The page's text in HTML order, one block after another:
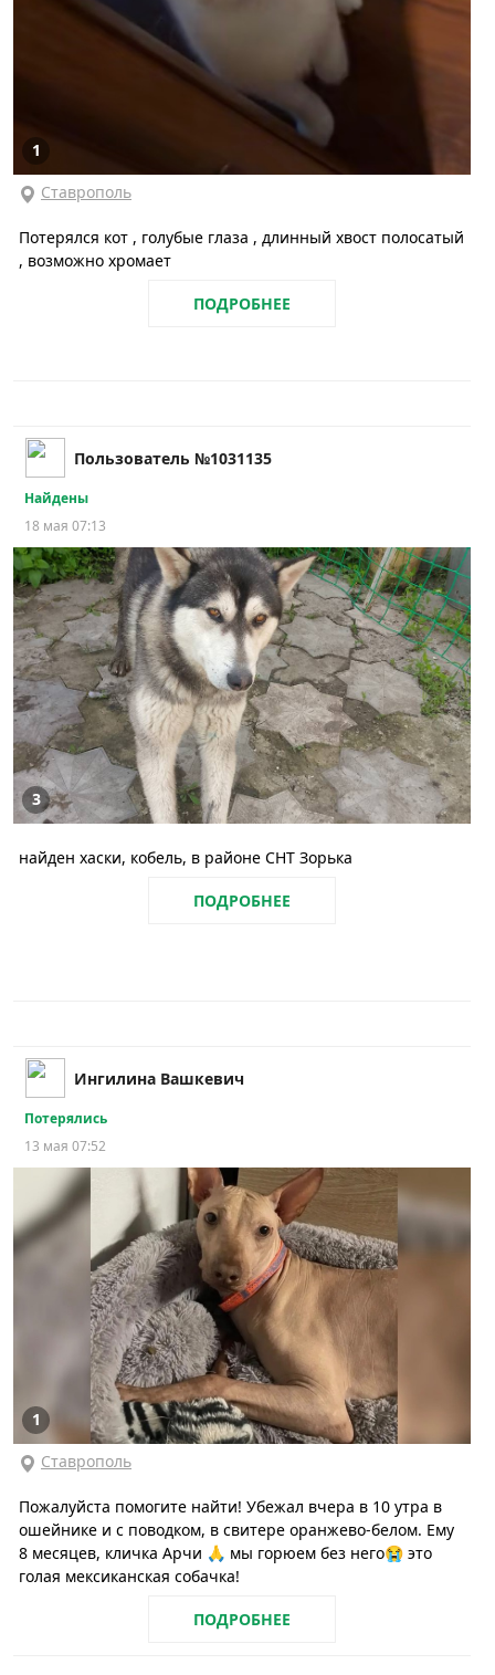
1
Ставрополь
Потерялся кот , голубые глаза , длинный хвост полосатый
, возможно хромает
ПОДРОБНЕЕ
Пользователь №1031135
Найдены
18 мая 07:13
3
найден хаски, кобель, в районе СНТ Зорька
ПОДРОБНЕЕ
Ингилина Вашкевич
Потерялись
13 мая 07:52
1
Ставрополь
Пожалуйста помогите найти! Убежал вчера в 10 утра в
ошейнике и с поводком, в свитере оранжево-белом. Ему
8 месяцев, кличка Арчи 🙏 мы горюем без него😭 это
голая мексиканская собачка!
ПОДРОБНЕЕ